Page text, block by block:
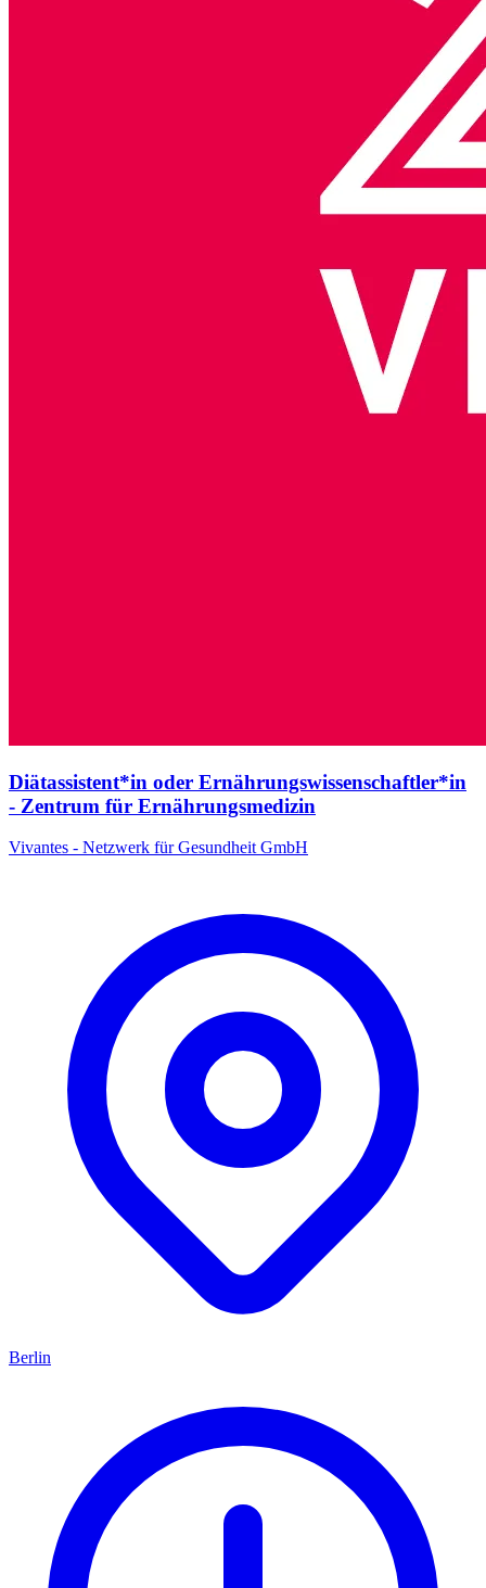
Diätassistent*in oder Ernährungswissenschaftler*in
- Zentrum für Ernährungsmedizin
Vivantes - Netzwerk für Gesundheit GmbH
Berlin